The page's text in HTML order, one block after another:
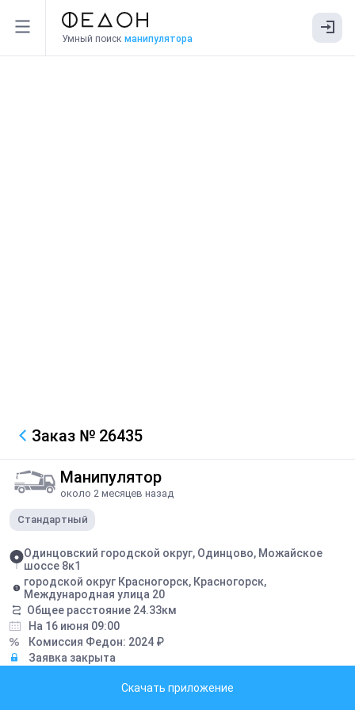
Умный поиск манипулятора
Заказ № 26435
Манипулятор
около 2 месяцев назад
Стандартный
Одинцовский городской округ, Одинцово, Можайское
шоссе 8к1
городской округ Красногорск, Красногорск,
Международная улица 20
Общее расстояние 24.33км
На 16 июня 09:00
Комиссия Федон: 2024 ₽
Заявка закрыта
Грузоподъемность борта:5 тонн
Скачать приложение